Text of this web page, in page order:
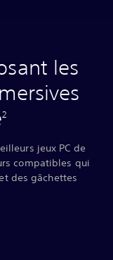
les
2
jeux PC de
compatibles qui
des gâchettes